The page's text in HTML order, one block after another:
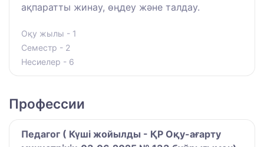
ақпаратты жинау, өңдеу және талдау.
Оқу жылы - 1
Семестр - 2
Несиелер - 6
Профессии
Педагог ( Күші жойылды - ҚР Оқу-ағарту